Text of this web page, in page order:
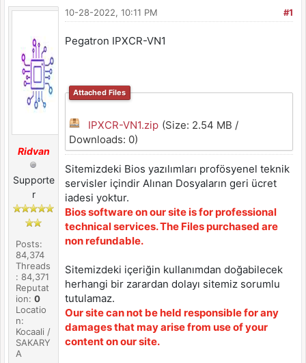
Ridvan
Supporte
r
Posts:
84,374
Threads
: 84,371
Reputat
ion:0
Locatio
n:
Kocaali /
SAKARY
A
#1
10-28-2022, 10:11 PM
Pegatron IPXCR-VN1
Attached Files
IPXCR-VN1.zip (Size: 2.54 MB /
Downloads: 0)
Sitemizdeki Bios yazılımları profösyenel teknik
servisler içindir Alınan Dosyaların geri ücret
iadesi yoktur.
Bios software on our site is for professional
technical services. The Files purchased are
non refundable.
Sitemizdeki içeriğin kullanımdan doğabilecek
herhangi bir zarardan dolayı sitemiz sorumlu
tutulamaz.
Our site can not be held responsible for any
damages that may arise from use of your
content on our site.